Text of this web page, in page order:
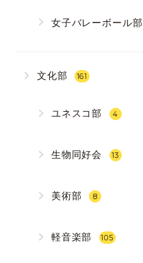
女子バレーボール部
文化部 161
ユネスコ部 4
生物同好会 13
美術部 8
軽音楽部 105